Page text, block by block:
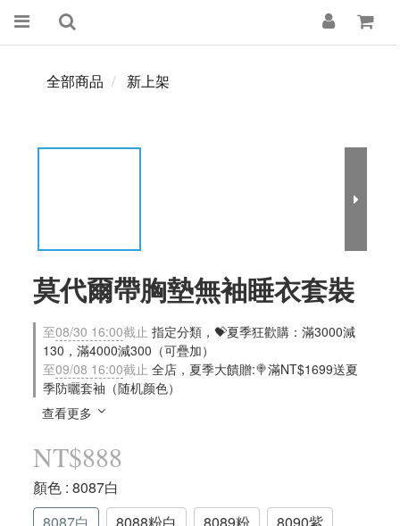
全部商品 新上架
莫代爾帶胸墊無袖睡衣套裝
至08/30 16:00截止 指定分類，💝夏季狂歡購：滿3000減
130，滿4000減300（可疊加）
至09/08 16:00截止 全店，夏季大饋贈:🍭滿NT$1699送夏
季防曬套袖（随机颜色）
查看更多
NT$888
顏色 : 8087白